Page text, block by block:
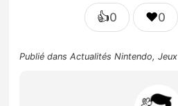
👍0 ❤️0
Publié dansActualités Nintendo,Jeux